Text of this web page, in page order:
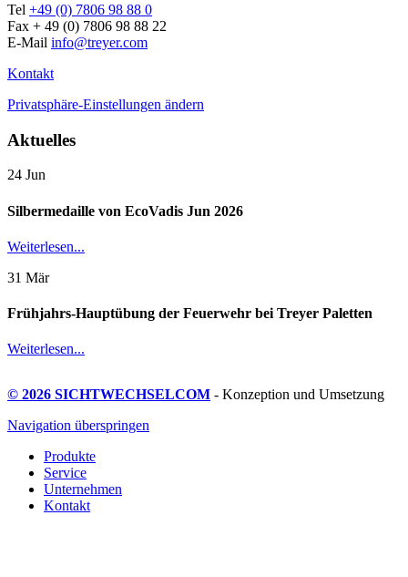
Tel +49 (0) 7806 98 88 0
Fax + 49 (0) 7806 98 88 22
E-Mail info@treyer.com
Kontakt
Privatsphäre-Einstellungen ändern
Aktuelles
24 Jun
Silbermedaille von EcoVadis Jun 2026
Weiterlesen...
31 Mär
Frühjahrs-Hauptübung der Feuerwehr bei Treyer Paletten
Weiterlesen...
© 2026 SICHTWECHSELCOM - Konzeption und Umsetzung
Navigation überspringen
Produkte
Service
Unternehmen
Kontakt